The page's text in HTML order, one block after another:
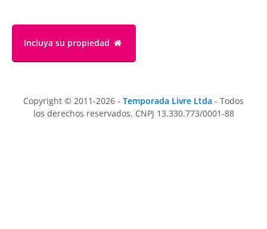
Incluya su propiedad
Copyright © 2011-2026 - Temporada Livre Ltda - Todos
los derechos reservados. CNPJ 13.330.773/0001-88